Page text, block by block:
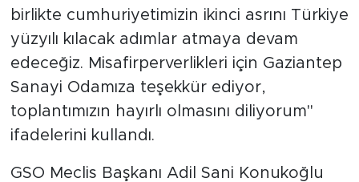
birlikte cumhuriyetimizin ikinci asrını Türkiye
yüzyılı kılacak adımlar atmaya devam
edeceğiz. Misafirperverlikleri için Gaziantep
Sanayi Odamıza teşekkür ediyor,
toplantımızın hayırlı olmasını diliyorum"
ifadelerini kullandı.
GSO Meclis Başkanı Adil Sani Konukoğlu